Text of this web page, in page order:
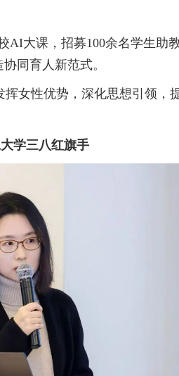
AI大课，招募100余名学生助
同育人新范式。
女性优势，深化思想引领，
学三八红旗手